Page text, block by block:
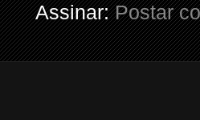
Assinar:Postar